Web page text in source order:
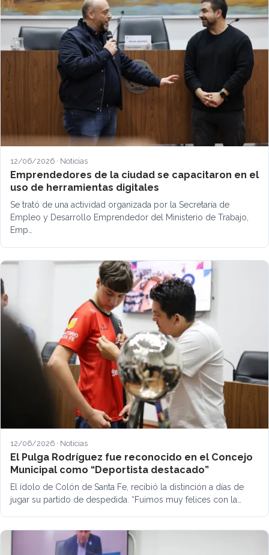
12/06/2026 · Noticias
Emprendedores de la ciudad se capacitaron en el
uso de herramientas digitales
Se trató de una actividad organizada por la Secretaría de
Empleo y Desarrollo Emprendedor del Ministerio de Trabajo,
Emp…
12/06/2026 · Noticias
El Pulga Rodríguez fue reconocido en el Concejo
Municipal como “Deportista destacado”
El ídolo de Colón de Santa Fe, recibió la distinción a días de
jugar su partido de despedida. “Fuimos muy felices con la…